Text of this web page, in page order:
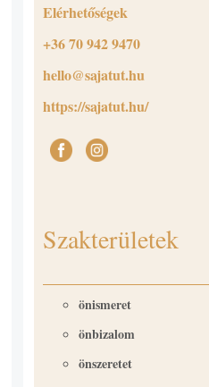
Elérhetőségek
+36 70 942 9470
hello@sajatut.hu
https://sajatut.hu/
Szakterületek
önismeret
önbizalom
önszeretet